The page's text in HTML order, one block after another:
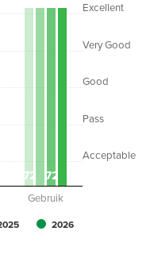
Acceptable
Pass
Good
Very Good
Excellent
72 72
2026
Gebruik